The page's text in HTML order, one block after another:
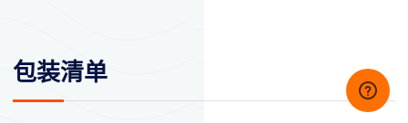
包装清单